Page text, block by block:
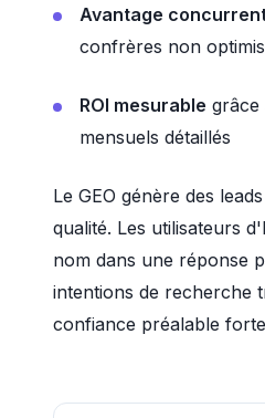
Avantage
confrères non
ROI mesurable grâce
mensuels détaillés
Le GEO génère des
qualité. Les utilisateurs
nom dans une réponse
intentions de recherche
confiance préalable